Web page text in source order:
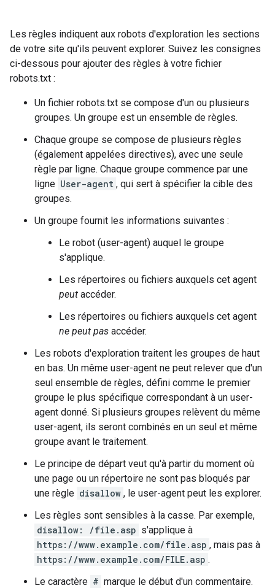
Les règles indiquent aux robots d'exploration les sections
de votre site qu'ils peuvent explorer. Suivez les consignes
ci-dessous pour ajouter des règles à votre fichier
robots.txt :
Un fichier robots.txt se compose d'un ou plusieurs
groupes. Un groupe est un ensemble de règles.
Chaque groupe se compose de plusieurs règles
(également appelées directives), avec une seule
règle par ligne. Chaque groupe commence par une
ligne User-agent , qui sert à spécifier la cible des
groupes.
Un groupe fournit les informations suivantes :
Le robot (user-agent) auquel le groupe
s'applique.
Les répertoires ou fichiers auxquels cet agent
peut accéder.
Les répertoires ou fichiers auxquels cet agent
ne peut pas accéder.
Les robots d'exploration traitent les groupes de haut
en bas. Un même user-agent ne peut relever que d'un
seul ensemble de règles, défini comme le premier
groupe le plus spécifique correspondant à un user-
agent donné. Si plusieurs groupes relèvent du même
user-agent, ils seront combinés en un seul et même
groupe avant le traitement.
Le principe de départ veut qu'à partir du moment où
une page ou un répertoire ne sont pas bloqués par
une règle disallow , le user-agent peut les explorer.
Les règles sont sensibles à la casse. Par exemple,
disallow: /file.asp s'applique à
https://www.example.com/file.asp , mais pas à
https://www.example.com/FILE.asp .
Le caractère # marque le début d'un commentaire.